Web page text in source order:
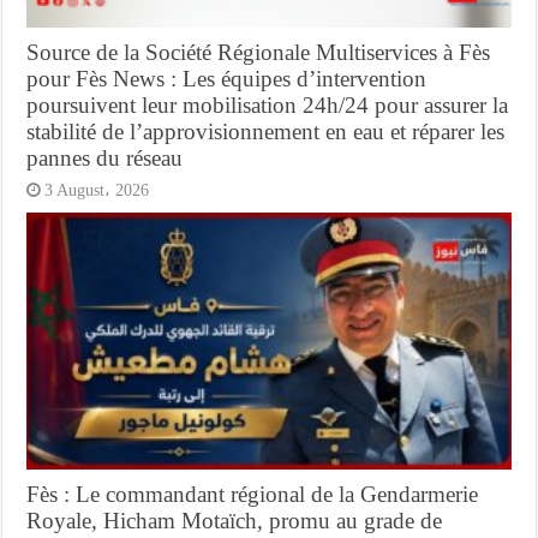
Source de la Société Régionale Multiservices à Fès
pour Fès News : Les équipes d’intervention
poursuivent leur mobilisation 24h/24 pour assurer la
stabilité de l’approvisionnement en eau et réparer les
pannes du réseau
3 August، 2026
Fès : Le commandant régional de la Gendarmerie
Royale, Hicham Motaïch, promu au grade de